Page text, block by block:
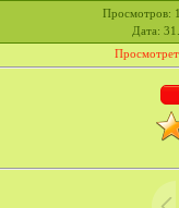
Просмотров:
Дата: